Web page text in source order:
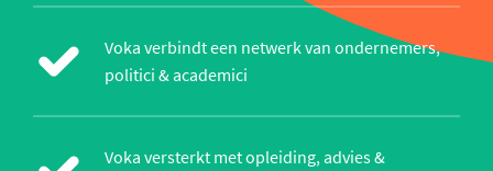
Voka verbindt een netwerk van ondernemers,
politici & academici
Voka versterkt met opleiding, advies &